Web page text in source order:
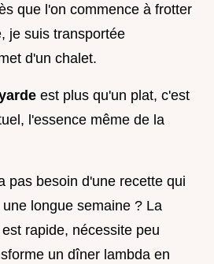
que l'on commence à frotter
je suis transportée
d'un chalet.
est plus qu'un plat, c'est
l'essence même de la
pas besoin d'une recette qui
longue semaine ? La
est rapide, nécessite peu
un dîner lambda en